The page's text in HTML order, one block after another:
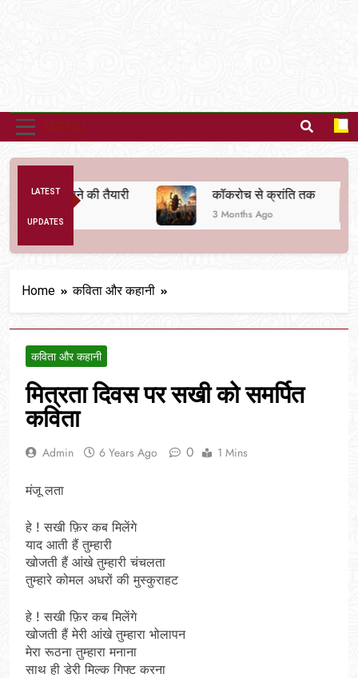
LATEST
UPDATES
बदलने की तैयारी कॉकरोच से क्रांति तक
3 Months Ago
Home कविता और कहानी
कविता और कहानी
मित्रता दिवस पर सखी को समर्पित
कविता
Admin 6 Years Ago 0 1 Mins
मंजू लता
हे ! सखी फ़िर कब मिलेंगे
याद आती हैं तुम्हारी
खोजती हैं आंखे तुम्हारी चंचलता
तुम्हारे कोमल अधरों की मुस्कुराहट
हे ! सखी फ़िर कब मिलेंगे
खोजती हैं मेरी आंखे तुम्हारा भोलापन
मेरा रूठना तुम्हारा मनाना
साथ ही डेरी मिल्क गिफ्ट करना